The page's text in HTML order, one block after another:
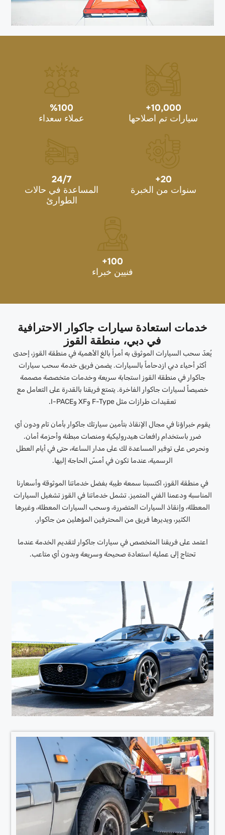
10,000
+
سيارات تم اصلاحها
100
%
عملاء سعداء
20
+
سنوات من الخبرة
24/7
المساعدة في حالات
الطوارئ
100
+
فنيين خبراء
خدمات استعادة سيارات جاكوار الاحترافية
في دبي، منطقة القوز
يُعدّ سحب السيارات الموثوق به أمراً بالغ الأهمية في منطقة القوز، إحدى
أكثر أحياء دبي ازدحاماً بالسيارات. يضمن فريق خدمة سحب سيارات
جاكوار في منطقة القوز استجابة سريعة وخدمات متخصصة مصممة
خصيصاً لسيارات جاكوار الفاخرة. يتمتع فريقنا بالقدرة على التعامل مع
تعقيدات طرازات مثل F-Type وXF وI-PACE.
يقوم خبراؤنا في مجال الإنقاذ بتأمين سيارتك جاكوار بأمان تام ودون أي
ضرر باستخدام رافعات هيدروليكية ومنصات مبطنة وأحزمة أمان.
ونحرص على توفير المساعدة لك على مدار الساعة، حتى في أيام العطل
الرسمية، عندما تكون في أمسّ الحاجة إليها.
في منطقة القوز، اكتسبنا سمعة طيبة بفضل خدماتنا الموثوقة وأسعارنا
المناسبة ودعمنا الفني المتميز. تشمل خدماتنا في القوز تشغيل السيارات
المعطلة، وإنقاذ السيارات المتضررة، وسحب السيارات المعطلة، وغيرها
الكثير، ويديرها فريق من المحترفين المؤهلين من جاكوار.
اعتمد على فريقنا المتخصص في سيارات جاكوار لتقديم الخدمة عندما
تحتاج إلى عملية استعادة صحيحة وسريعة وبدون أي متاعب.